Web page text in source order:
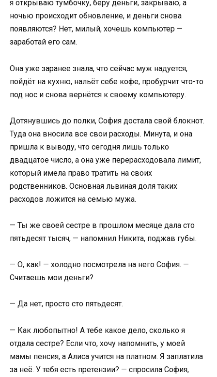
я открываю тумбочку, беру деньги, закрываю, а
ночью происходит обновление, и деньги снова
появляются? Нет, милый, хочешь компьютер —
заработай его сам.
Она уже заранее знала, что сейчас муж надуется,
пойдёт на кухню, нальёт себе кофе, пробурчит что-то
под нос и снова вернётся к своему компьютеру.
Дотянувшись до полки, София достала свой блокнот.
Туда она вносила все свои расходы. Минута, и она
пришла к выводу, что сегодня лишь только
двадцатое число, а она уже перерасходовала лимит,
который имела право тратить на своих
родственников. Основная львиная доля таких
расходов ложится на семью мужа.
— Ты же своей сестре в прошлом месяце дала сто
пятьдесят тысяч, — напомнил Никита, поджав губы.
— О, как! — холодно посмотрела на него София. —
Считаешь мои деньги?
— Да нет, просто сто пятьдесят.
— Как любопытно! А тебе какое дело, сколько я
отдала сестре? Если что, хочу напомнить, у моей
мамы пенсия, а Алиса учится на платном. Я заплатила
за неё. У тебя есть претензии? — спросила София,